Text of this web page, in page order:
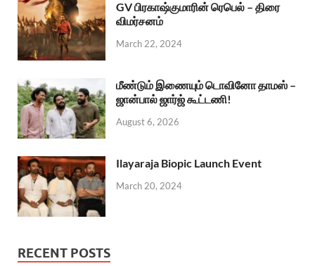
GV பிரகாஷ்குமாரின் ரெபெல் – திரை
விமர்சனம்
March 22, 2024
மீண்டும் இணையும் டொவினோ தாமஸ் –
ஜான்பால் ஜார்ஜ் கூட்டணி!
August 6, 2026
Ilayaraja Biopic Launch Event
March 20, 2024
RECENT POSTS